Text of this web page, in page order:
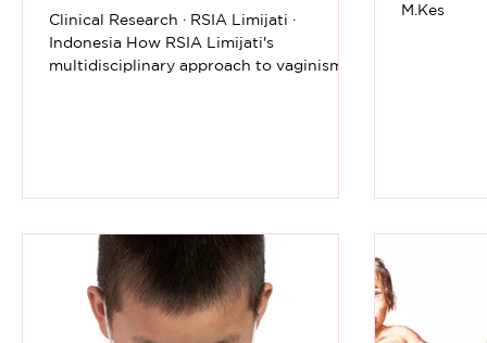
Clinical Research · RSIA Limijati ·
Indonesia How RSIA Limijati's
multidisciplinary approach to vaginismus
3 yrs Average wait before seeking help
Vaginismus? Vaginismus is a condition
where the muscles around the vagina
involuntarily tighten, making penetr
M.Kes